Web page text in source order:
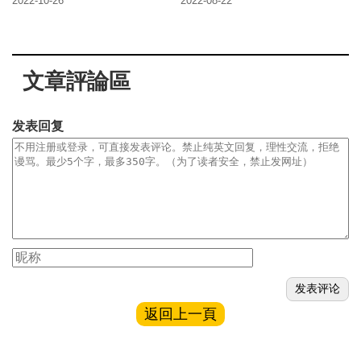
文章評論區
发表回复
返回上一頁